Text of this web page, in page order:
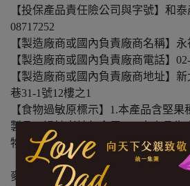
【投保產品責任險公司與字號】和
08717252
【製造廠商或國內負責廠商名稱】
【製造廠商或國內負責廠商電話】
【製造廠商或國內負責廠商地址】
巷31-1號12樓之1
【食物過敏原標示】1.本產品含堅
製品，過敏者請勿食用。2.本產品生
物五辛的產品。
【內容物成份】大燕麥片、糖、全
麥芽糖、綜合莓濃縮汁(蘋果、蔓越